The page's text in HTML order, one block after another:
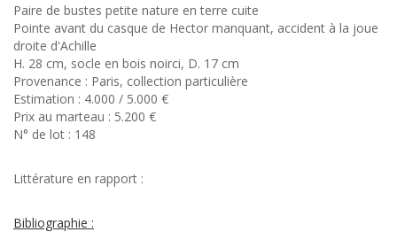
Paire de bustes petite nature en terre cuite
Pointe avant du casque de Hector manquant, accident à la joue
droite d'Achille
H. 28 cm, socle en bois noirci, D. 17 cm
Provenance : Paris, collection particulière
Estimation : 4.000 / 5.000 €
Prix au marteau : 5.200 €
N° de lot : 148
Littérature en rapport :
Bibliographie :